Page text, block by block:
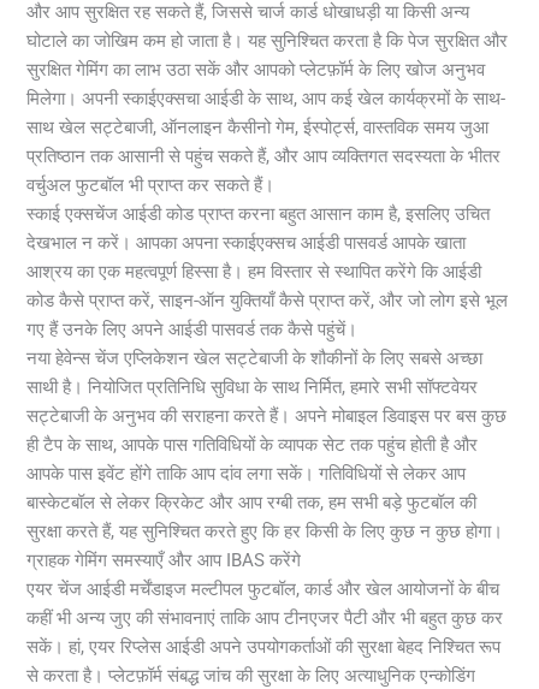
और आप सुरक्षित रह सकते हैं, जिससे चार्ज कार्ड धोखाधड़ी या किसी अन्य
घोटाले का जोखिम कम हो जाता है। यह सुनिश्चित करता है कि पेज सुरक्षित और
सुरक्षित गेमिंग का लाभ उठा सकें और आपको प्लेटफ़ॉर्म के लिए खोज अनुभव
मिलेगा। अपनी स्काईएक्सचा आईडी के साथ, आप कई खेल कार्यक्रमों के साथ-
साथ खेल सट्टेबाजी, ऑनलाइन कैसीनो गेम, ईस्पोर्ट्स, वास्तविक समय जुआ
प्रतिष्ठान तक आसानी से पहुंच सकते हैं, और आप व्यक्तिगत सदस्यता के भीतर
वर्चुअल फुटबॉल भी प्राप्त कर सकते हैं।
स्काई एक्सचेंज आईडी कोड प्राप्त करना बहुत आसान काम है, इसलिए उचित
देखभाल न करें। आपका अपना स्काईएक्सच आईडी पासवर्ड आपके खाता
आश्रय का एक महत्वपूर्ण हिस्सा है। हम विस्तार से स्थापित करेंगे कि आईडी
कोड कैसे प्राप्त करें, साइन-ऑन युक्तियाँ कैसे प्राप्त करें, और जो लोग इसे भूल
गए हैं उनके लिए अपने आईडी पासवर्ड तक कैसे पहुंचें।
नया हेवेन्स चेंज एप्लिकेशन खेल सट्टेबाजी के शौकीनों के लिए सबसे अच्छा
साथी है। नियोजित प्रतिनिधि सुविधा के साथ निर्मित, हमारे सभी सॉफ्टवेयर
सट्टेबाजी के अनुभव की सराहना करते हैं। अपने मोबाइल डिवाइस पर बस कुछ
ही टैप के साथ, आपके पास गतिविधियों के व्यापक सेट तक पहुंच होती है और
आपके पास इवेंट होंगे ताकि आप दांव लगा सकें। गतिविधियों से लेकर आप
बास्केटबॉल से लेकर क्रिकेट और आप रग्बी तक, हम सभी बड़े फुटबॉल की
सुरक्षा करते हैं, यह सुनिश्चित करते हुए कि हर किसी के लिए कुछ न कुछ होगा।
ग्राहक गेमिंग समस्याएँ और आप IBAS करेंगे
एयर चेंज आईडी मर्चेंडाइज मल्टीपल फुटबॉल, कार्ड और खेल आयोजनों के बीच
कहीं भी अन्य जुए की संभावनाएं ताकि आप टीनएजर पैटी और भी बहुत कुछ कर
सकें। हां, एयर रिप्लेस आईडी अपने उपयोगकर्ताओं की सुरक्षा बेहद निश्चित रूप
से करता है। प्लेटफ़ॉर्म संबद्ध जांच की सुरक्षा के लिए अत्याधुनिक एन्कोडिंग